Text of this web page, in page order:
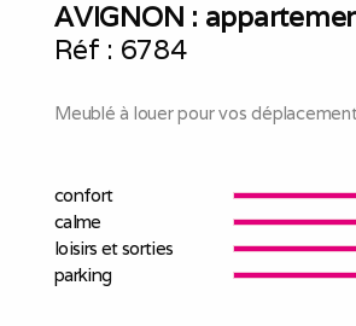
AVIGNON :
Réf : 6784
Meublé à louer pour vos
confort
calme
loisirs et sorties
parking